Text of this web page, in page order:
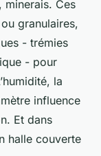
minerais. Ces
granulaires,
- trémies
- pour
la
influence
Et dans
halle couverte